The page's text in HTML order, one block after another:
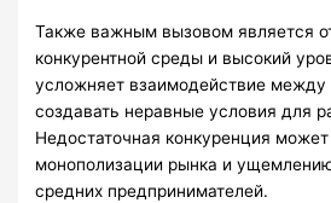
Также важным вызовом является
конкурентной среды и высокий
усложняет взаимодействие
создавать неравные условия для
Недостаточная конкуренция
монополизации рынка и
средних предпринимателей.